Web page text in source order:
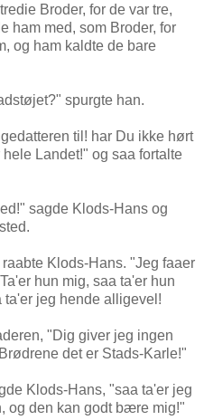
Broder, for de var tre,
ham med, som Broder, for
og ham kaldte de bare
spurgte han.
til! har Du ikke hørt
Landet!" og saa fortalte
sagde Klods-Hans og
Klods-Hans. "Jeg faaer
hun mig, saa ta'er hun
ta'er jeg hende alligevel!
"Dig giver jeg ingen
det er Stads-Karle!"
Klods-Hans, "saa ta'er jeg
og den kan godt bære mig!"